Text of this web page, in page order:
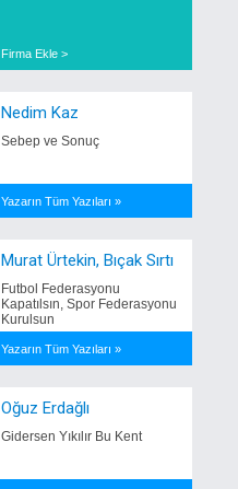
Firma Ekle >
Nedim Kaz
Sebep ve Sonuç
Yazarın Tüm Yazıları »
Murat Ürtekin, Bıçak Sırtı
Futbol Federasyonu
Kapatılsın, Spor Federasyonu
Kurulsun
Yazarın Tüm Yazıları »
Oğuz Erdağlı
Gidersen Yıkılır Bu Kent